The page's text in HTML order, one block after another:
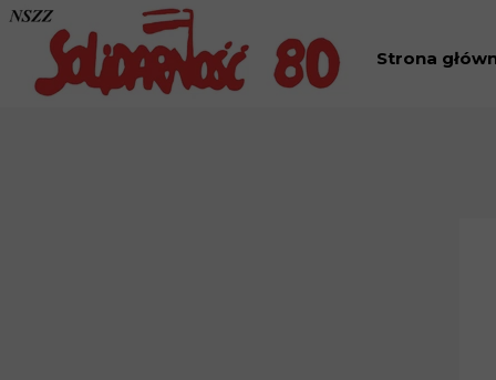
Strona